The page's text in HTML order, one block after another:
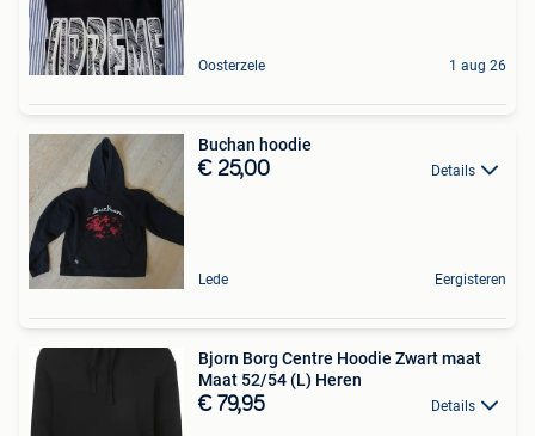
Oosterzele 1 aug 26
Buchan hoodie
€ 25,00 Details
Lede Eergisteren
Bjorn Borg Centre Hoodie Zwart maat
Maat 52/54 (L) Heren
€ 79,95 Details